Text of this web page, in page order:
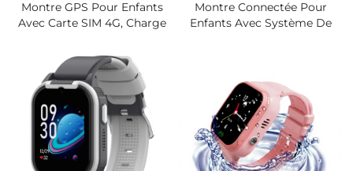
Montre GPS Pour Enfants
Avec Carte SIM 4G, Charge
Étanche IP67, Bouton SOS,
Appel Vidéo, Autonomie De
La Batterie De 4 Jours
Montre Connectée Pour
Enfants Avec Système De
Bidirectionnel En Vidéo.